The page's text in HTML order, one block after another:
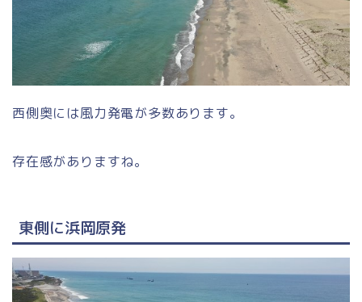
西側奥には風力発電が多数あります。
存在感がありますね。
東側に浜岡原発